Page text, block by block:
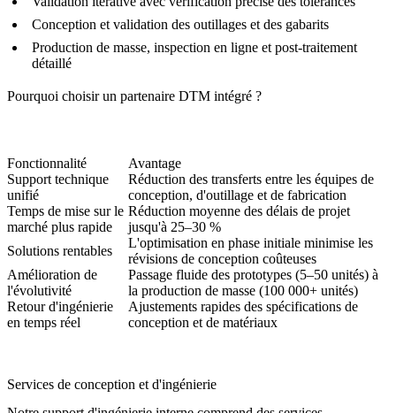
Conception et validation des outillages et des gabarits
Production de masse, inspection en ligne et post-traitement
détaillé
Pourquoi choisir un partenaire DTM intégré ?
Fonctionnalité
Avantage
Support technique
unifié
Réduction des transferts entre les équipes de
conception, d'outillage et de fabrication
Temps de mise sur le
marché plus rapide
Réduction moyenne des délais de projet
jusqu'à 25–30 %
Solutions rentables
L'optimisation en phase initiale minimise les
révisions de conception coûteuses
Amélioration de
l'évolutivité
Passage fluide des prototypes (5–50 unités) à
la production de masse (100 000+ unités)
Retour d'ingénierie
en temps réel
Ajustements rapides des spécifications de
conception et de matériaux
Services de conception et d'ingénierie